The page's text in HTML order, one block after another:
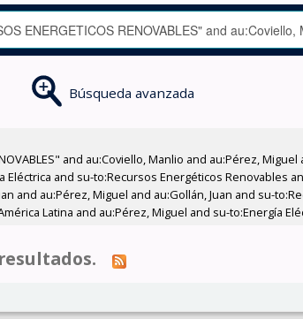
Búsqueda avanzada
and au:Coviello, Manlio and au:Pérez,
and su-to:Recursos Energéticos Renovables
and au:Pérez, Miguel and au:Gollán, Juan and su-
Latina and au:Pérez, Miguel and su-to:Energía